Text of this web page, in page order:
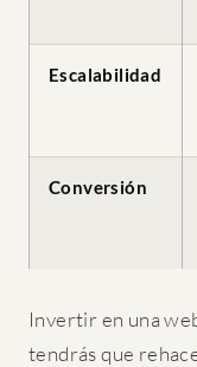
Escalabilidad
Conversión
Invertir en una
tendrás que